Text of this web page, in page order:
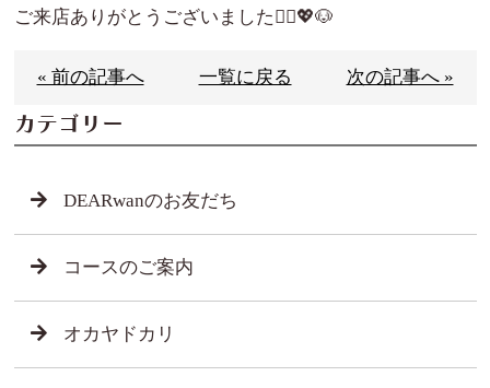
ご来店ありがとうございました🙇‍♀️💖🐶
« 前の記事へ 一覧に戻る 次の記事へ »
カテゴリー
DEARwanのお友だち
コースのご案内
オカヤドカリ